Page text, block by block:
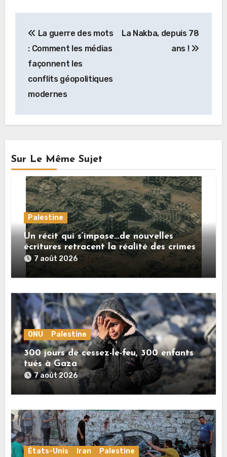
de
l’article
La guerre des mots
: Comment les médias
façonnent les
conflits géopolitiques
modernes
La Nakba, depuis 78
ans !
Sur Le Même Sujet
Palestine
Un récit qui s’impose…de nouvelles
écritures retracent la réalité des crimes
sionistes à Gaza
7 août 2026
ONU Palestine
300 jours de cessez-le-feu, 300 enfants
tués à Gaza
7 août 2026
États-Unis Iran Palestine